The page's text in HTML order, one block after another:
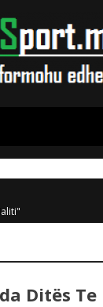
Ditës Te